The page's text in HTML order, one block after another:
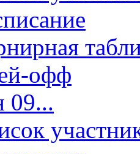
офф
09...